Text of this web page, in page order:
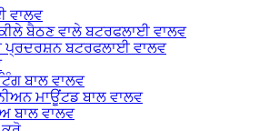
ਵਾਲਵ
ਬੈਠਣ ਵਾਲੇ ਬਟਰਫਲਾਈ ਵਾਲਵ
ਬਟਰਫਲਾਈ ਵਾਲਵ
ਬਾਲ ਵਾਲਵ
ਮਾਊਂਟਡ ਬਾਲ ਵਾਲਵ
ਬਾਲ ਵਾਲਵ